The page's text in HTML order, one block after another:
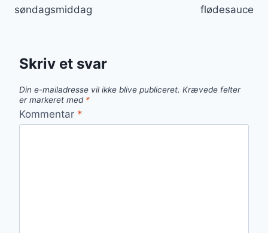
søndagsmiddag
flødesauce
Skriv et svar
Din e-mailadresse vil ikke blive publiceret. Krævede felter
er markeret med *
Kommentar *